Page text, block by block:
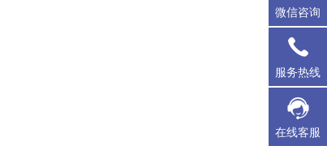
微信咨询
服务热线
在线客服